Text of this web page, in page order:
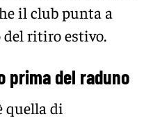
il club punta a
ritiro estivo.
prima del raduno
quella di